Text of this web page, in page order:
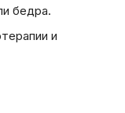
бедра.
и